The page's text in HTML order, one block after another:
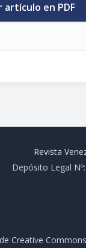
artículo en PDF
Revista
Depósito Legal
Creative